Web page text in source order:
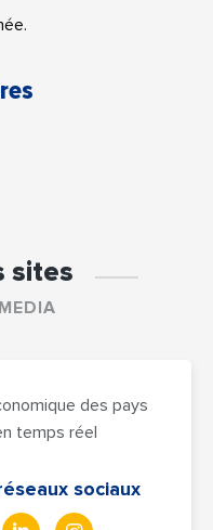
sites
des pays
temps réel
sociaux